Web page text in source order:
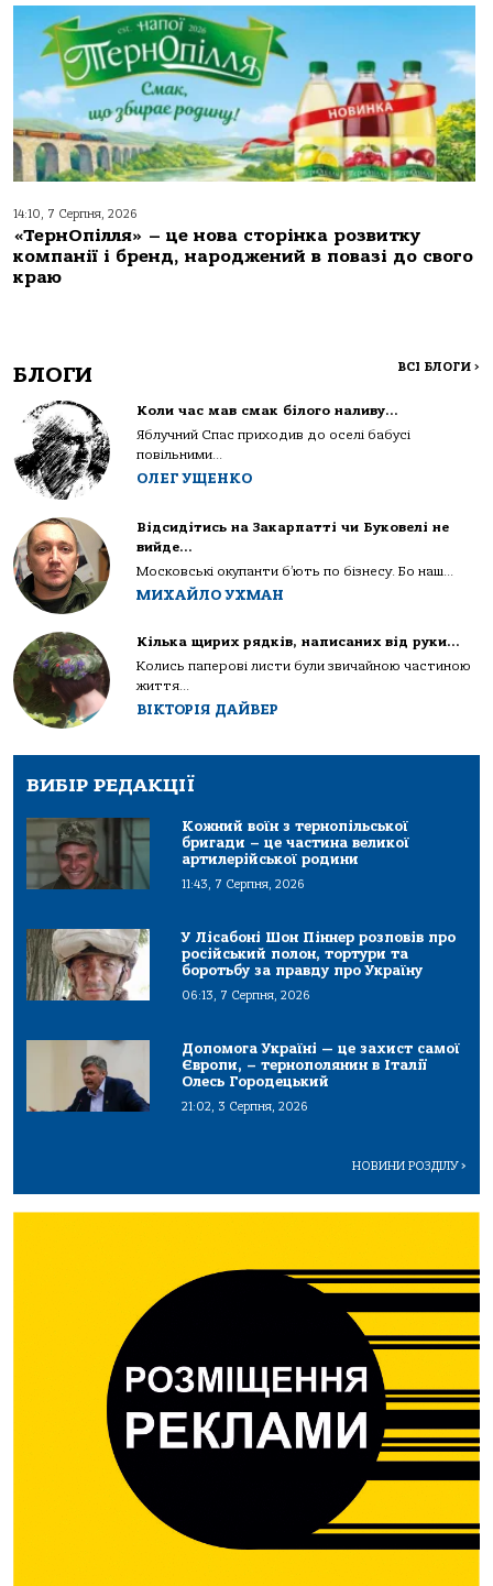
14:10, 7 Серпня, 2026
«ТернОпілля» – це нова сторінка розвитку
компанії і бренд, народжений в повазі до свого
краю
БЛОГИ ВСІ БЛОГИ >
Коли час мав смак білого наливу…
Яблучний Спас приходив до оселі бабусі
повільними...
ОЛЕГ УЩЕНКО
Відсидітись на Закарпатті чи Буковелі не
вийде…
Московські окупанти б’ють по бізнесу. Бо наш...
МИХАЙЛО УХМАН
Кілька щирих рядків, написаних від руки…
Колись паперові листи були звичайною частиною
життя...
ВІКТОРІЯ ДАЙВЕР
ВИБІР РЕДАКЦІЇ
Кожний воїн з тернопільської
бригади – це частина великої
артилерійської родини
11:43, 7 Серпня, 2026
У Лісабоні Шон Піннер розповів про
російський полон, тортури та
боротьбу за правду про Україну
06:13, 7 Серпня, 2026
Допомога Україні — це захист самої
Європи, – тернополянин в Італії
Олесь Городецький
21:02, 3 Серпня, 2026
НОВИНИ РОЗДІЛУ>